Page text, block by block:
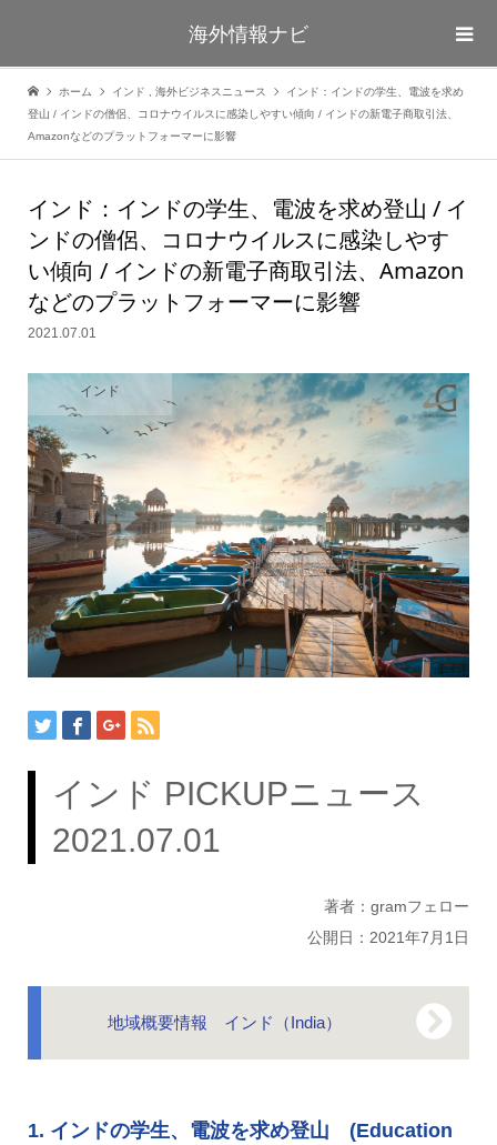
海外情報ナビ
ホーム インド 海外ビジネスニュース
インド：インドの学生、電波を求め
登山 / インドの僧侶、コロナウイルスに感染しやすい傾向 / インドの新電子商取引法、
Amazonなどのプラットフォーマーに影響
インド：インドの学生、電波を求め登山 / イ
ンドの僧侶、コロナウイルスに感染しやす
い傾向 / インドの新電子商取引法、Amazon
などのプラットフォーマーに影響
2021.07.01
インド
インド PICKUPニュース
2021.07.01
著者：gramフェロー
公開日：2021年7月1日
地域概要情報 インド（India）
1. インドの学生、電波を求め登山 (Education